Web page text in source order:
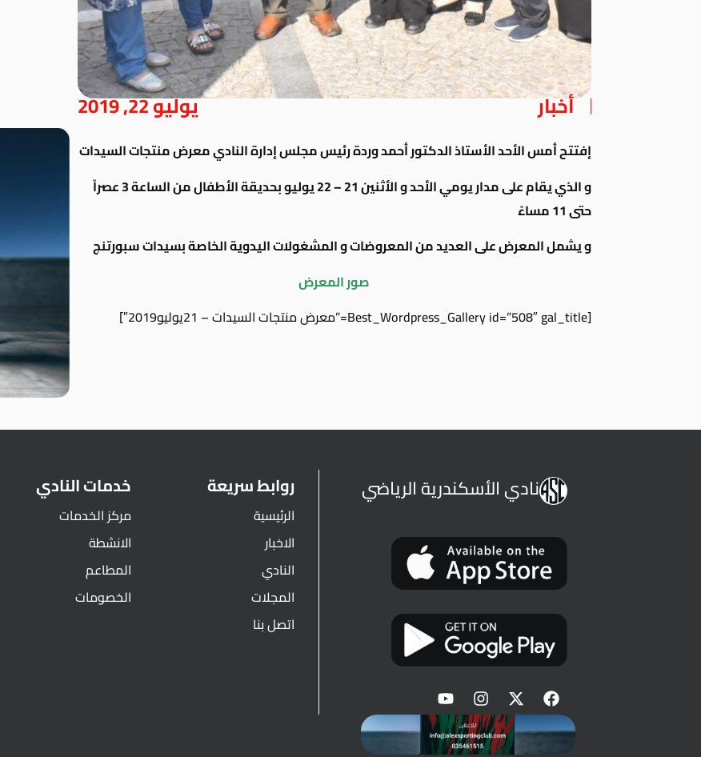
أخبار يوليو 22, 2019
إفتتح أمس الأحد الأستاذ الدكتور أحمد وردة رئيس مجلس إدارة النادي معرض منتجات السيدات
و الذي يقام على مدار يومي الأحد و الأثنين 21 – 22 يوليو بحديقة الأطفال من الساعة 3 عصراً
حتى 11 مساءً
و يشمل المعرض على العديد من المعروضات و المشغولات اليدوية الخاصة بسيدات سبورتنج
صور المعرض
[Best_Wordpress_Gallery id=”508″ gal_title=”معرض منتجات السيدات – 21يوليو2019″]
نادي الأسكندرية الرياضي روابط سريعة
الرئيسية
الاخبار
النادي
المجلات
اتصل بنا
خدمات النادي
مركز الخدمات
الانشطة
المطاعم
الخصومات